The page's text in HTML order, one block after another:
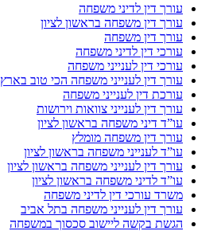
עורך דין לדיני משפחה
עורך דין משפחה בראשון לציון
עורך דין משפחה
עורכי דין לדיני משפחה
עורכי דין לענייני משפחה
עורך דין לענייני משפחה הכי טוב בארץ
עורכת דין לענייני משפחה
עורך דין לענייני צוואות וירושות
עו”ד דיני משפחה בראשון לציון
עורך דין משפחה מומלץ
עו”ד לענייני משפחה בראשון לציון
עורך דין לענייני משפחה בראשון לציון
עו”ד לדיני משפחה בראשון לציון
משרד עורכי דין לדיני משפחה
עורך דין לענייני משפחה בתל אביב
הגשת בקשה ליישוב סכסוך במשפחה